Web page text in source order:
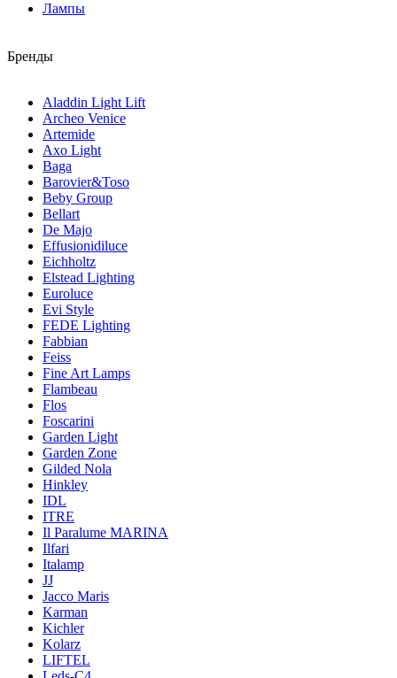
Лампы
Бренды
Aladdin Light Lift
Archeo Venice
Artemide
Axo Light
Baga
Barovier&Toso
Beby Group
Bellart
De Majo
Effusionidiluce
Eichholtz
Elstead Lighting
Euroluce
Evi Style
FEDE Lighting
Fabbian
Feiss
Fine Art Lamps
Flambeau
Flos
Foscarini
Garden Light
Garden Zone
Gilded Nola
Hinkley
IDL
ITRE
Il Paralume MARINA
Ilfari
Italamp
JJ
Jacco Maris
Karman
Kichler
Kolarz
LIFTEL